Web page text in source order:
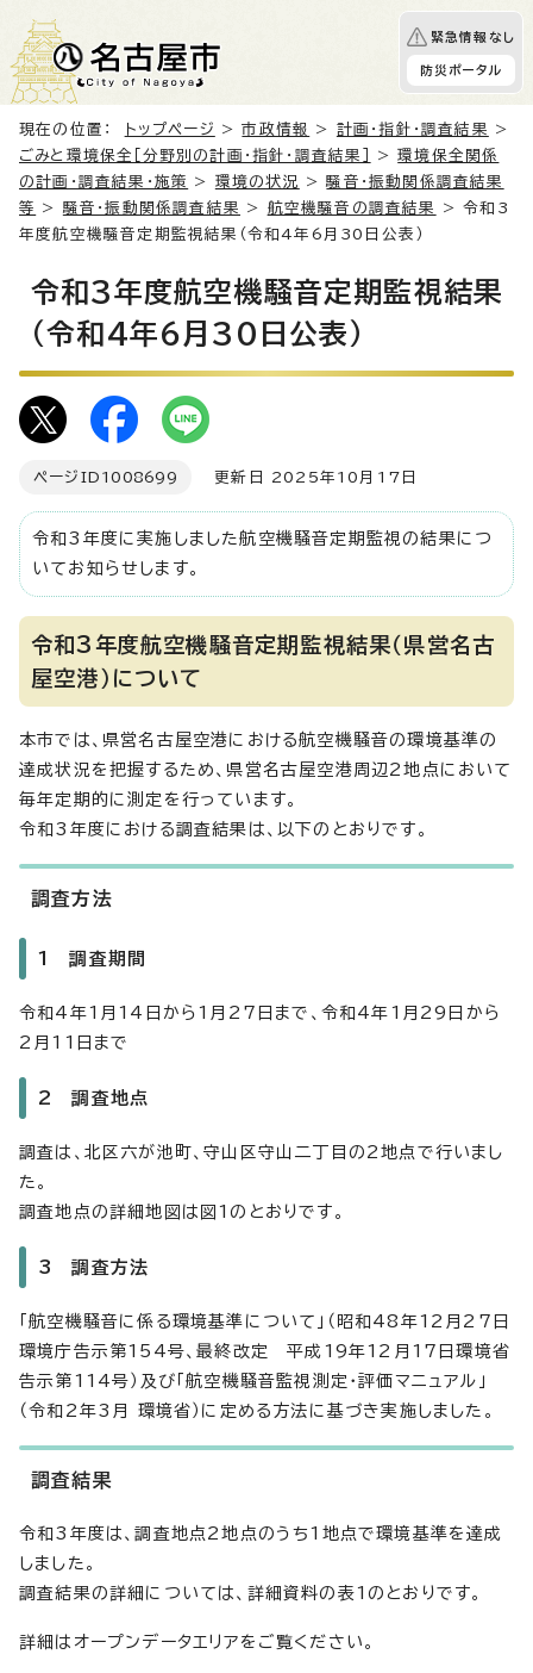
緊急情報なし
防災ポータル
現在の位置： トップページ >市政情報 > 計画・指針・調査結果
>
ごみと環境保全［分野別の計画・指針・調査結果］
>環境保全関係
の計画・調査結果・施策
> 環境の状況 >騒音・振動関係調査結果
等
> 騒音・振動関係調査結果 > 航空機騒音の調査結果
> 令和3
年度航空機騒音定期監視結果（令和4年6月30日公表）
令和3年度航空機騒音定期監視結果
（令和4年6月30日公表）
ページID 1008699 更新日 2025年10月17日
令和3年度に実施しました航空機騒音定期監視の結果につ
いてお知らせします。
令和3年度航空機騒音定期監視結果（県営名古
屋空港）について
本市では、県営名古屋空港における航空機騒音の環境基準の
達成状況を把握するため、県営名古屋空港周辺2地点において
毎年定期的に測定を行っています。
令和3年度における調査結果は、以下のとおりです。
調査方法
1 調査期間
令和4年1月14日から1月27日まで、令和4年1月29日から
2月11日まで
2 調査地点
調査は、北区六が池町、守山区守山二丁目の2地点で行いまし
た。
調査地点の詳細地図は図1のとおりです。
3 調査方法
「航空機騒音に係る環境基準について」（昭和48年12月27日
環境庁告示第154号、最終改定 平成19年12月17日環境省
告示第114号）及び「航空機騒音監視測定・評価マニュアル」
（令和2年3月 環境省）に定める方法に基づき実施しました。
調査結果
令和3年度は、調査地点2地点のうち1地点で環境基準を達成
しました。
調査結果の詳細については、詳細資料の表1のとおりです。
詳細はオープンデータエリアをご覧ください。